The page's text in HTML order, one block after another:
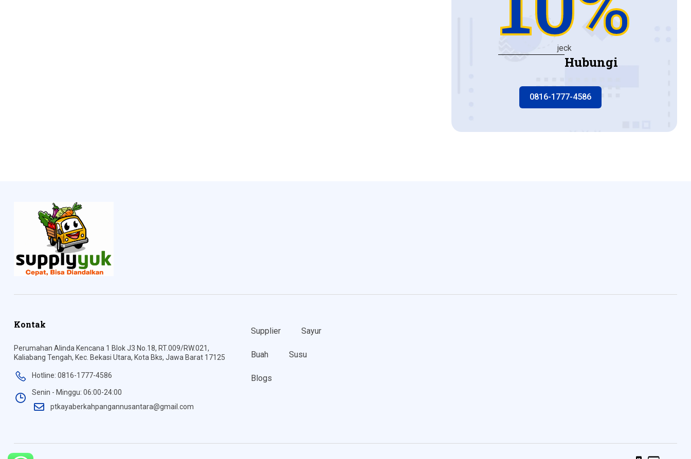
jeck
Hubungi
0816-1777-4586
Kontak
Perumahan Alinda Kencana 1 Blok J3 No.18, RT.009/RW.021,
Kaliabang Tengah, Kec. Bekasi Utara, Kota Bks, Jawa Barat 17125
Hotline: 0816-1777-4586
Senin - Minggu: 06:00-24:00
ptkayaberkahpangannusantara@gmail.com
Supplier Sayur
Buah Susu
Blogs